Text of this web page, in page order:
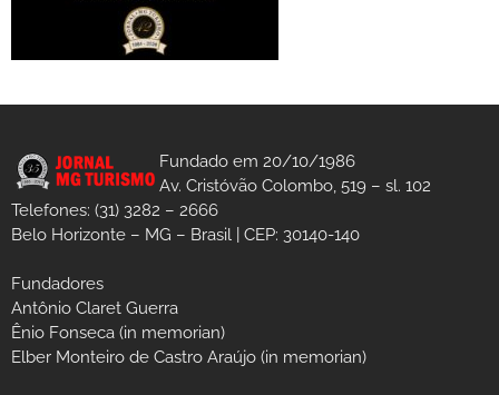
Fundado em 20/10/1986
Av. Cristóvão Colombo, 519 – sl. 102
Telefones: (31) 3282 – 2666
Belo Horizonte – MG – Brasil | CEP: 30140-140
Fundadores
Antônio Claret Guerra
Ênio Fonseca (in memorian)
Elber Monteiro de Castro Araújo (in memorian)